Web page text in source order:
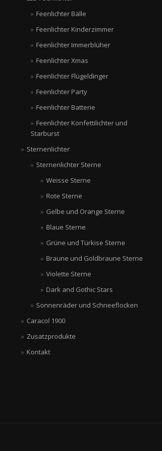
Feenlichter Bälle
Feenlichter Kinderzimmer
Feenlichter Immerblüher
Feenlichter Xmas
Feenlichter Flügeldinger
Feenlichter Party
Feenlichter Batterie
Feenlichter Konfettilichter und
Starburst
Sternenlichter
Sternenlichter Sterne
Weisse Sterne
Rote Sterne
Gelbe und Orange Sterne
Blaue Sterne
Grüne und Türkise Sterne
Braune und Goldbraune Sterne
Violette Sterne
Dark and Gothic Stars
Sonnenräder und Schneeflocken
Caracol 1900
Zusatzprodukte
Kontakt